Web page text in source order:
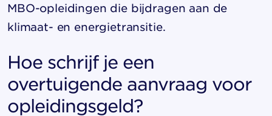
MBO-opleidingen die bijdragen aan de
klimaat- en energietransitie.
Hoe schrijf je een
overtuigende aanvraag voor
opleidingsgeld?